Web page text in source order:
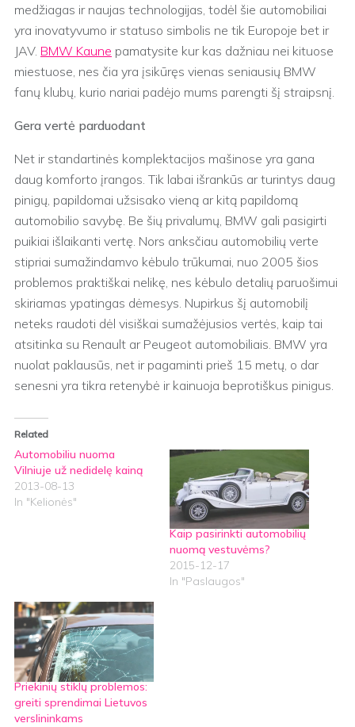
medžiagas ir naujas technologijas, todėl šie automobiliai
yra inovatyvumo ir statuso simbolis ne tik Europoje bet ir
JAV. BMW Kaune pamatysite kur kas dažniau nei kituose
miestuose, nes čia yra įsikūręs vienas seniausių BMW
fanų klubų, kurio nariai padėjo mums parengti šį straipsnį.
Gera vertė parduodant
Net ir standartinės komplektacijos mašinose yra gana
daug komforto įrangos. Tik labai išrankūs ar turintys daug
pinigų, papildomai užsisako vieną ar kitą papildomą
automobilio savybę. Be šių privalumų, BMW gali pasigirti
puikiai išlaikanti vertę. Nors anksčiau automobilių verte
stipriai sumažindamvo kėbulo trūkumai, nuo 2005 šios
problemos praktiškai nelikę, nes kėbulo detalių paruošimui
skiriamas ypatingas dėmesys. Nupirkus šį automobilį
neteks raudoti dėl visiškai sumažėjusios vertės, kaip tai
atsitinka su Renault ar Peugeot automobiliais. BMW yra
nuolat paklausūs, net ir pagaminti prieš 15 metų, o dar
senesni yra tikra retenybė ir kainuoja beprotiškus pinigus.
Related
Automobiliu nuoma
Vilniuje už nedidelę kainą
2013-08-13
In "Kelionės"
Kaip pasirinkti automobilių
nuomą vestuvėms?
2015-12-17
In "Paslaugos"
Priekinių stiklų problemos:
greiti sprendimai Lietuvos
verslininkams